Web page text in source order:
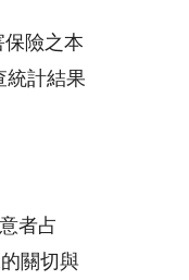
險之本
統計結果
者占
關切與